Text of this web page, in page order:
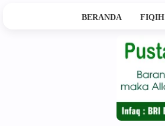
BERANDA FIQIH